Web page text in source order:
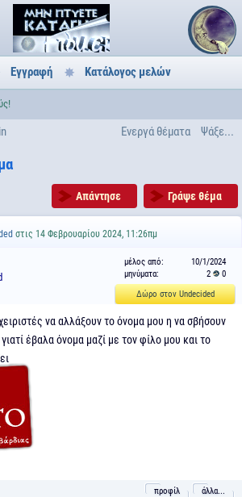
Εγγραφή Κατάλογος μελών
Ενεργά θέματα Ψάξε...
Απάντησε Γράψε θέμα
στις 14 Φεβρουαρίου 2024, 11:26πμ
μέλος από:
10/1/2024
μηνύματα:
2
0
Δώρο στον Undecided
να αλλάξουν το όνομα μου η να σβήσουν
έβαλα όνομα μαζί με τον φίλο μου και το
προφίλ άλλα...